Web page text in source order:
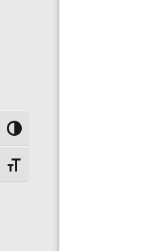
Attiva/disattiva alto contrasto
Attiva/disattiva dimensione testo